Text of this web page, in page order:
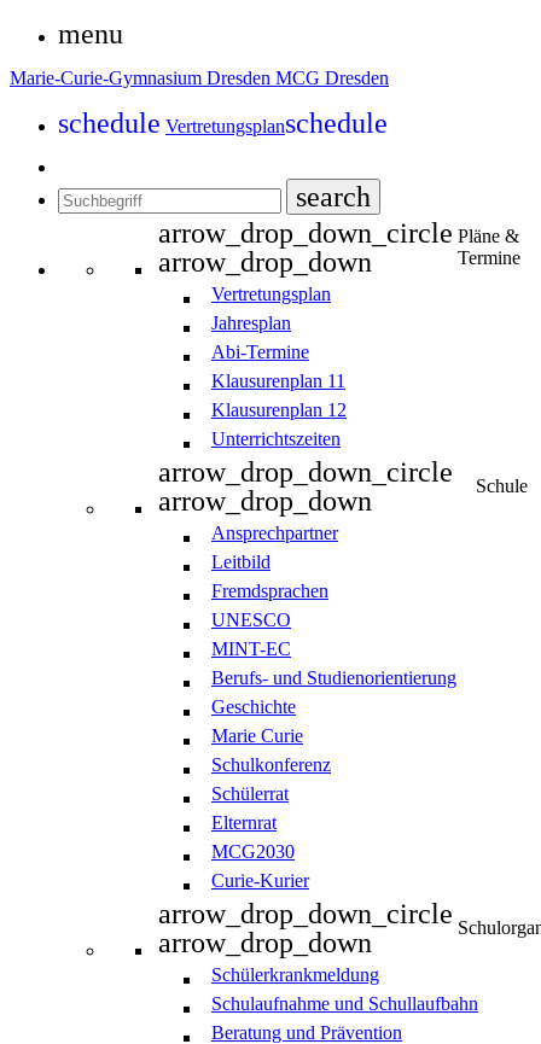
menu
Marie-Curie-Gymnasium Dresden MCG Dresden
schedule Vertretungsplanschedule
search
arrow_drop_down_circle
arrow_drop_down
Pläne &
Termine
Vertretungsplan
Jahresplan
Abi-Termine
Klausurenplan 11
Klausurenplan 12
Unterrichtszeiten
arrow_drop_down_circle
arrow_drop_down
Schule
Ansprechpartner
Leitbild
Fremdsprachen
UNESCO
MINT-EC
Berufs- und Studienorientierung
Geschichte
Marie Curie
Schulkonferenz
Schülerrat
Elternrat
MCG2030
Curie-Kurier
arrow_drop_down_circle
arrow_drop_down
Schülerkrankmeldung
Schulaufnahme und Schullaufbahn
Beratung und Prävention